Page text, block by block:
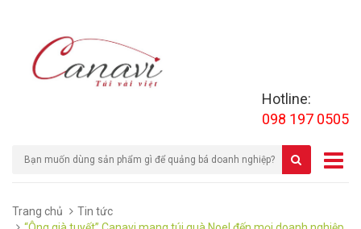
Hotline:
098 197 0505
Trang chủ
Tin tức